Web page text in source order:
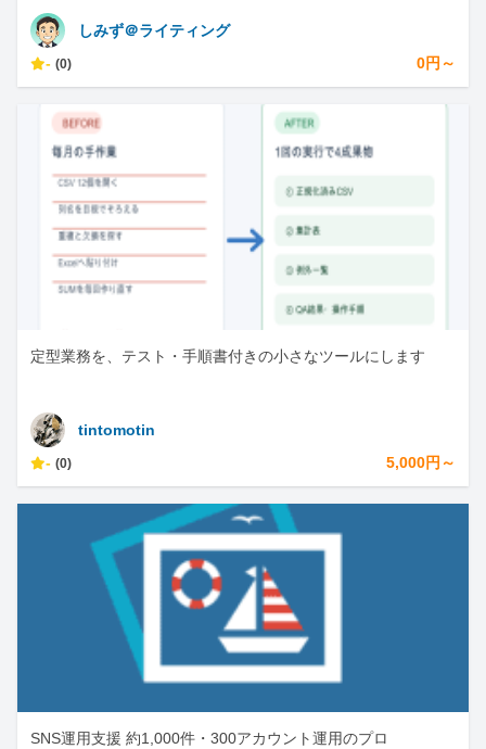
しみず＠ライティング
- (0) 0円～
定型業務を、テスト・手順書付きの小さなツールにします
tintomotin
- (0) 5,000円～
SNS運用支援 約1,000件・300アカウント運用のプロ